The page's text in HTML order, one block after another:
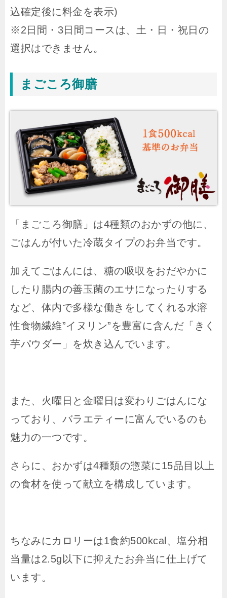
込確定後に料金を表示)
※2日間・3日間コースは、土・日・祝日の
選択はできません。
まごころ御膳
「まごころ御膳」は4種類のおかずの他に、
ごはんが付いた冷蔵タイプのお弁当です。
加えてごはんには、糖の吸収をおだやかに
したり腸内の善玉菌のエサになったりする
など、体内で多様な働きをしてくれる水溶
性食物繊維”イヌリン”を豊富に含んだ「きく
芋パウダー」を炊き込んでいます。
また、火曜日と金曜日は変わりごはんにな
っており、バラエティーに富んでいるのも
魅力の一つです。
さらに、おかずは4種類の惣菜に15品目以上
の食材を使って献立を構成しています。
ちなみにカロリーは1食約500kcal、塩分相
当量は2.5g以下に抑えたお弁当に仕上げて
います。